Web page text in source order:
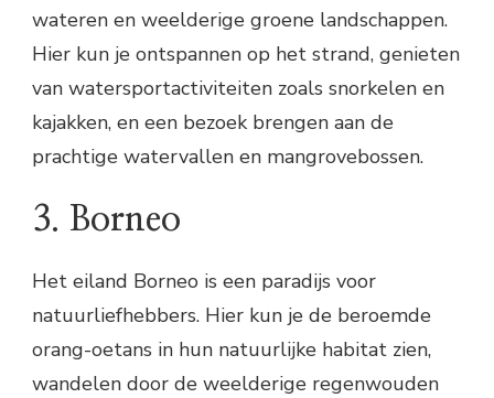
wateren en weelderige groene landschappen.
Hier kun je ontspannen op het strand, genieten
van watersportactiviteiten zoals snorkelen en
kajakken, en een bezoek brengen aan de
prachtige watervallen en mangrovebossen.
3. Borneo
Het eiland Borneo is een paradijs voor
natuurliefhebbers. Hier kun je de beroemde
orang-oetans in hun natuurlijke habitat zien,
wandelen door de weelderige regenwouden